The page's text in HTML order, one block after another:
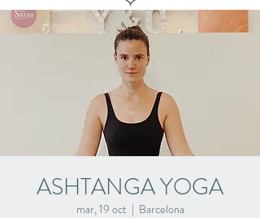
ASHTANGA YOGA
mar, 19 oct
  |
Barcelona